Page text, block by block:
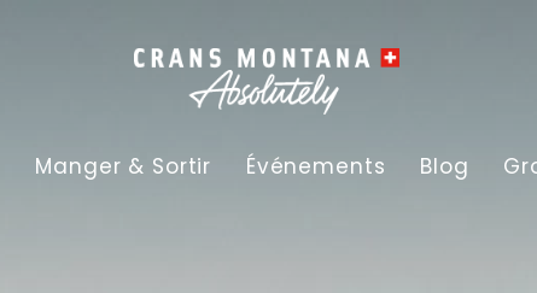
Manger & Sortir Événements Blog